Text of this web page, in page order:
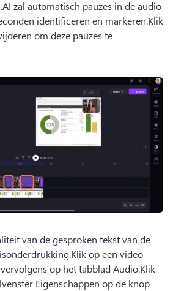
AI zal automatisch pauzes in de audio
identificeren en markeren.Klik
om deze pauzes te
van de gesproken tekst van de
Klik op een video-
op het tabblad Audio.Klik
Eigenschappen op de knop